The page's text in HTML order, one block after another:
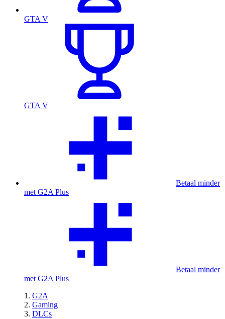
GTA V
GTA V
Betaal minder
met G2A Plus
Betaal minder
met G2A Plus
G2A
Gaming
DLCs